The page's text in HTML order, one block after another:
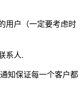
用户（一定要考虑时
系人.
知保证每一个客户都